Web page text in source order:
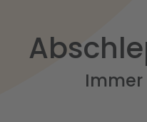
Immer